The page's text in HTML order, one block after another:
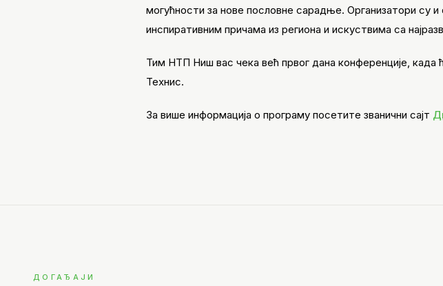
могућности за нове пословне сарадње. Организатори су
инспиративним причама из региона и искуствима са
Тим НТП Ниш вас чека већ првог дана конференције, када
Технис.
За више информација о програму посетите званични сајт
ДОГАЂАЈИ